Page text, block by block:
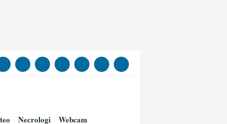
Necrologi Webcam